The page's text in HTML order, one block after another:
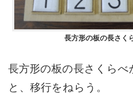
長方形の板の長さく
長方形の板の長さくらべ
と、移行をねらう。